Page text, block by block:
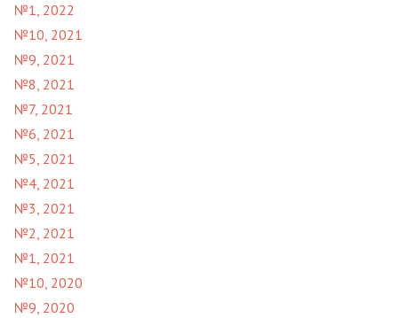
№1, 2022
№10, 2021
№9, 2021
№8, 2021
№7, 2021
№6, 2021
№5, 2021
№4, 2021
№3, 2021
№2, 2021
№1, 2021
№10, 2020
№9, 2020